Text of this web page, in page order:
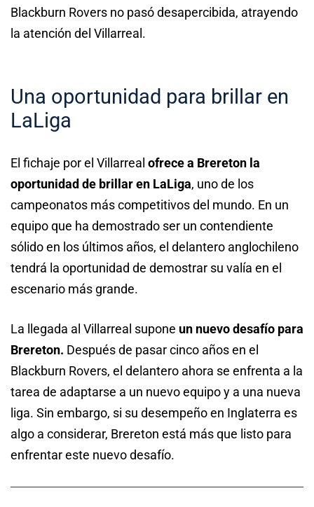
Blackburn Rovers no pasó desapercibida, atrayendo
la atención del Villarreal.
Una oportunidad para brillar en
LaLiga
El fichaje por el Villarreal ofrece a Brereton la
oportunidad de brillar en LaLiga, uno de los
campeonatos más competitivos del mundo. En un
equipo que ha demostrado ser un contendiente
sólido en los últimos años, el delantero anglochileno
tendrá la oportunidad de demostrar su valía en el
escenario más grande.
La llegada al Villarreal supone un nuevo desafío para
Brereton. Después de pasar cinco años en el
Blackburn Rovers, el delantero ahora se enfrenta a la
tarea de adaptarse a un nuevo equipo y a una nueva
liga. Sin embargo, si su desempeño en Inglaterra es
algo a considerar, Brereton está más que listo para
enfrentar este nuevo desafío.